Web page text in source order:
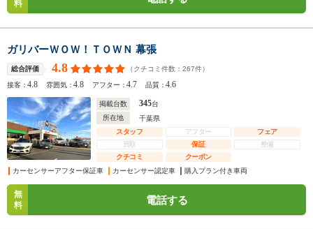
料
ガリバーＷＯＷ！ＴＯＷＮ 幕張
総合評価 4.8 （クチコミ件数： 267件）
接客：4.8 雰囲気：4.8 アフター：4.7 品質：4.6
掲載台数 345台
所在地
千葉県
スタッフ
アフター
フェア
買取
保証
整備
クチコミ
クーポン
カーセンサーアフター保証車
カーセンサー認定車 購入プラン付き車両
無
料
電話する